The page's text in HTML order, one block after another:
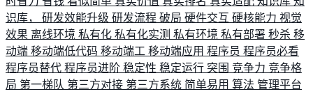
识库， 研发效能升级 研发流程 破局 硬件交互 硬核能力 视觉
效果 离线环境 私有化 私有化实测 私有环境 私有部署 秒杀 移
动端 移动端低代码 移动端工 移动端应用 程序员 程序员必看
程序员替代 程序员进阶 稳定性 稳定运行 突围 竞争力 竞争格
局 第一梯队 第三方对接 第三方系统 简单易用 算法 管理平台